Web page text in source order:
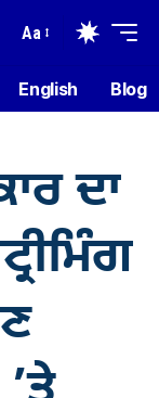
Aa
English Blog
ਦਾ